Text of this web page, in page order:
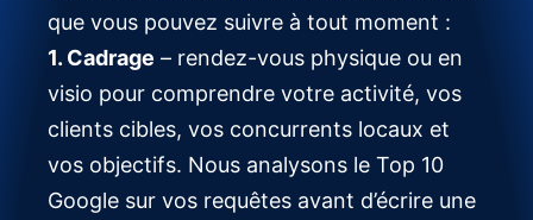
que vous pouvez suivre à tout moment :
1. Cadrage – rendez-vous physique ou en
visio pour comprendre votre activité, vos
clients cibles, vos concurrents locaux et
vos objectifs. Nous analysons le Top 10
Google sur vos requêtes avant d’écrire une